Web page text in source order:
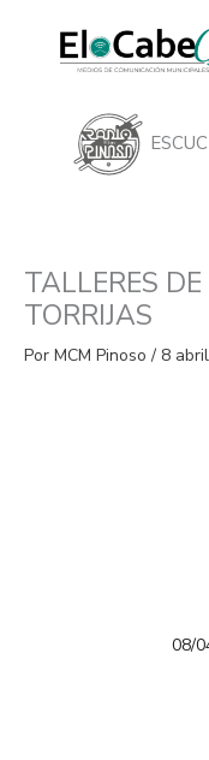
contenido
TALLERES
TORRIJAS
Por MCM Pinoso / 8
08/